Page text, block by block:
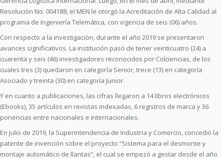
Resolución No. 004188, el MEN le otorgó la Acreditación de Alta Calidad al
programa de Ingeniería Telemática, con vigencia de seis (06) años.
Con respecto a la investigación, durante el año 2019 se presentaron
avances significativos. La institución pasó de tener veinticuatro (24) a
cuarenta y seis (46) investigadores reconocidos por Colciencias, de los
cuales tres (3) quedaron en categoría Senior, trece (13) en categoría
Asociado y treinta (30) en categoría Junior.
Y en cuanto a publicaciones, las cifras llegaron a 14 libros electrónicos
(Ebooks), 35 artículos en revistas indexadas, 6 registros de marca y 36
ponencias entre nacionales e internacionales.
En julio de 2019, la Superintendencia de Industria y Comercio, concedió la
patente de invención sobre el proyecto “Sistema para el desmonte y
montaje automático de llantas”, el cual se empezó a gestar desde el año